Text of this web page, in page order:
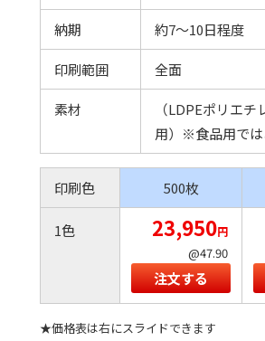
納期 約7～10日程度
印刷範囲 全面
素材
（LDPEポリエ
用）※食品用では
印刷色 500枚
1色 23,950円
@47.90
注文する
★価格表は右にスライドできます